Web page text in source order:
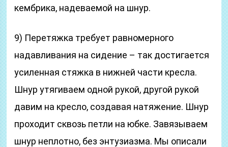
кембрика, надеваемой на шнур.
9) Перетяжка требует равномерного
надавливания на сидение – так достигается
усиленная стяжка в нижней части кресла.
Шнур утягиваем одной рукой, другой рукой
давим на кресло, создавая натяжение. Шнур
проходит сквозь петли на юбке. Завязываем
шнур неплотно, без энтузиазма. Мы описали